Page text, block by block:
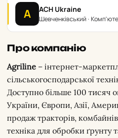
A ACH Ukraine
Шевченківський ·
Про компанію
Agriline – інтернет-
сільськогосподарської
Доступно більше 100 тисяч
України, Європи, Азії,
продаж тракторів,
техніка для обробки ґрунту